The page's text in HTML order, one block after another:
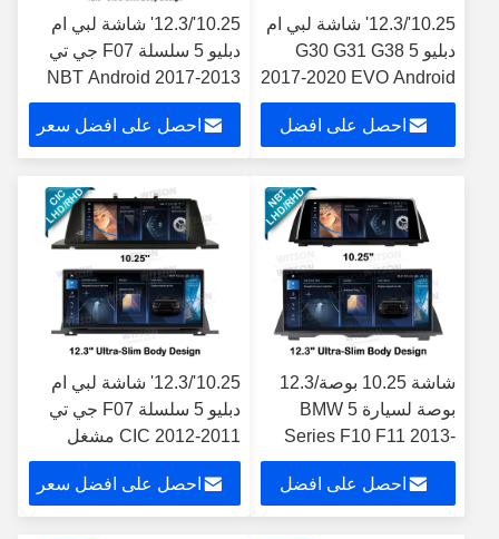
10.25'/12.3' شاشة لبي ام
دبليو 5 G30 G31 G38
2017-2020 EVO Android
Multimedia Player
احصل على افضل
10.25'/12.3' شاشة لبي ام
دبليو 5 سلسلة F07 جي تي
2013-2017 NBT Android
مشغل الوسائط المتعددة
احصل على افضل سعر
شاشة 10.25 بوصة/12.3
بوصة لسيارة BMW 5
Series F10 F11 2013-
2016 NBT أندرويد مشغل
الوسائط المتعددة
احصل على افضل
10.25'/12.3' شاشة لبي ام
دبليو 5 سلسلة F07 جي تي
2011-2012 CIC مشغل
الوسائط المتعددة الروبوت
احصل على افضل سعر